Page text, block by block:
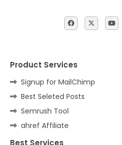
Product Services
Signup for MailChimp
Best Seleted Posts
Semrush Tool
ahref Affiliate